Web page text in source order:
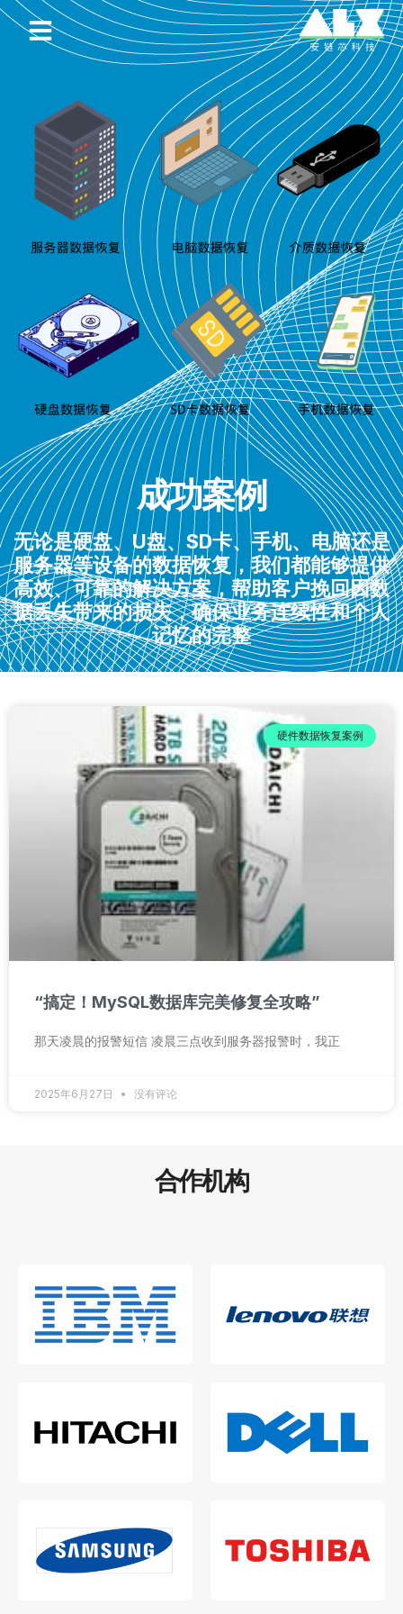
成功案例
无论是硬盘、U盘、SD卡、手机、电脑还是
服务器等设备的数据恢复，我们都能够提供
高效、可靠的解决方案，帮助客户挽回因数
据丢失带来的损失，确保业务连续性和个人
记忆的完整
硬件数据恢复案例
“搞定！MySQL数据库完美修复全攻略”
那天凌晨的报警短信 凌晨三点收到服务器报警时，我正
2025年6月27日 没有评论
合作机构